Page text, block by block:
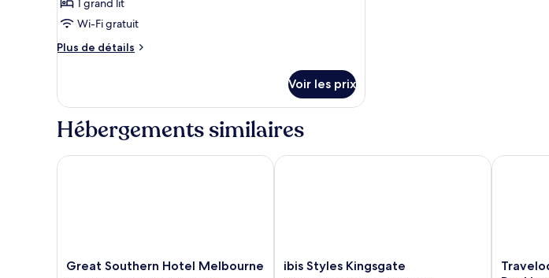
chambre :
Chambre
Majestueuse,
lit
1 grand lit
Wi-Fi gratuit
Plus de détails
Plus
le
type
de
Chambre
Voir les prix
Hébergements similaires
Great
Great Southern Hotel Melbourne
Great Southern Hotel Melbourne
ibis
ibis Styles Kingsgate
ibis Styles Kingsgate